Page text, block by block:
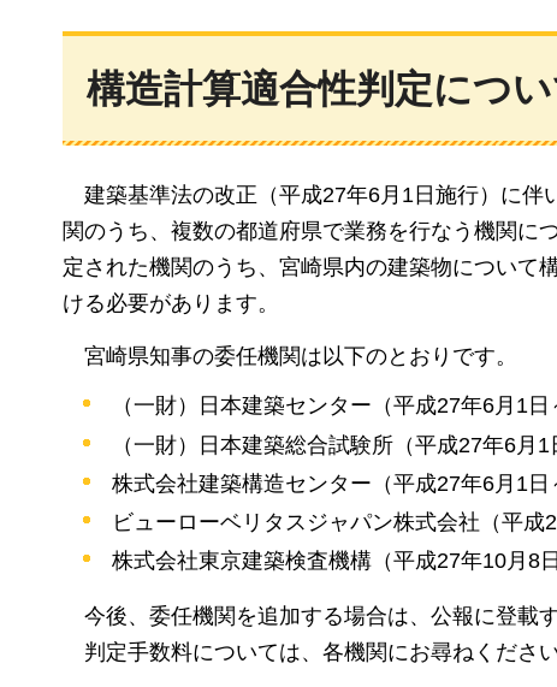
構造計算適合性判定につ
建築基準法の改正（平成27年6月1日施行）に伴
関のうち、複数の都道府県で業務を行なう機関に
定された機関のうち、宮崎県内の建築物について
ける必要があります。
宮崎県知事の委任機関は以下のとおりです。
（一財）日本建築センター（平成27年6月1日
（一財）日本建築総合試験所（平成27年6月1
株式会社建築構造センター（平成27年6月1日
ビューローベリタスジャパン株式会社（平成
株式会社東京建築検査機構（平成27年10月8日
今後、 委任機関を追加する場合は、公報に登載
判定手数料については、各機関にお尋ねください